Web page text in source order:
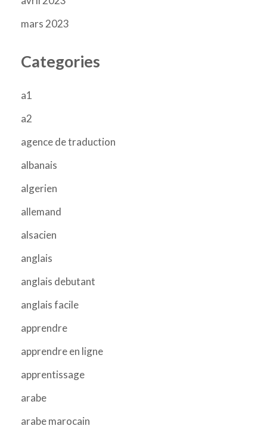
mars 2023
Categories
a1
a2
agence de traduction
albanais
algerien
allemand
alsacien
anglais
anglais debutant
anglais facile
apprendre
apprendre en ligne
apprentissage
arabe
arabe marocain